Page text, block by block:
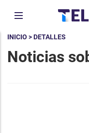
INICIO > DETALLES
Noticias